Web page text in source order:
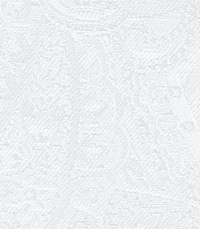
24.04.2026
З прем'єрою
родина»!
02.04.2026
Запрошуємо на
«Божевільна
01.04.2026
Трудовий ювілей